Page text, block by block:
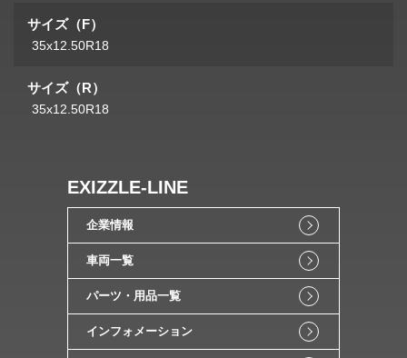
サイズ（F）
35x12.50R18
サイズ（R）
35x12.50R18
EXIZZLE-LINE
企業情報
車両一覧
パーツ・用品一覧
インフォメーション